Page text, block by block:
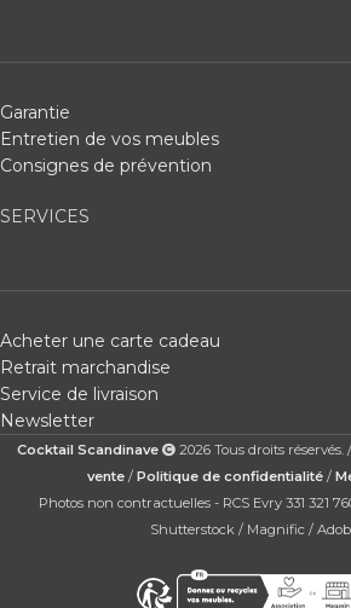
Garantie
Entretien de vos meubles
Consignes de prévention
SERVICES
Acheter une carte cadeau
Retrait marchandise
Service de livraison
Newsletter
Cocktail Scandinave 2026 Tous droits réservés. /
vente/ Politique de confidentialité/
Photos non contractuelles - RCS Evry 331 321
Shutterstock / Magnific /